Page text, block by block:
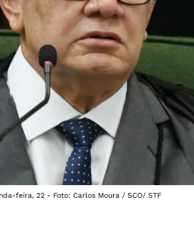
feira, 22 - Foto: Carlos Moura / SCO/ STF